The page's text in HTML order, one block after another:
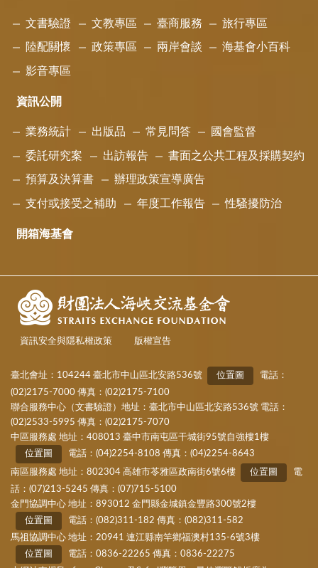
文書驗證 文教專區 臺商服務 旅行專區
陸配關懷 政策專區 兩岸會談 海基會小百科
影音專區
資訊公開
業務統計 出版品 常見問答 國會監督
委託研究案 出訪報告 書面之公共工程及採購契約
預算及決算書 辦理政策宣導廣告
支付或接受之補助 年度工作報告 性騷擾防治
開箱海基會
資訊安全與隱私權政策 版權宣告
臺北會址：104244 臺北市中山區北安路536號 位置圖
電話：
(02)2175-7000 傳真：(02)2175-7100
聯合服務中心（文書驗證）地址：臺北市中山區北安路536號 電話：
(02)2533-5995 傳真：(02)2175-7070
中區服務處 地址：408013 臺中市南屯區干城街95號自強樓1樓
位置圖
電話：(04)2254-8108 傳真：(04)2254-8643
南區服務處 地址：802304 高雄市苓雅區政南街6號6樓
位置圖
電
話：(07)213-5245 傳真：(07)715-5100
金門協調中心 地址：893012 金門縣金城鎮金豐路300號2樓
位置圖
電話：(082)311-182 傳真：(082)311-582
馬祖協調中心 地址：20941 連江縣南竿鄉福澳村135-6號3樓
位置圖
電話：0836-22265 傳真：0836-22275